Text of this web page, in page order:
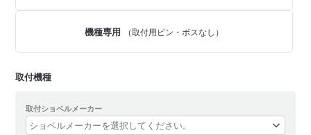
機種専用 （取付用ピン・ボスなし）
取付機種
取付ショベルメーカー